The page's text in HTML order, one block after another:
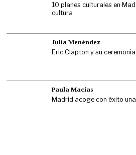
10 planes culturales en
cultura
Julia Menéndez
Eric Clapton y su
Paula Macías
Madrid acoge con éxito